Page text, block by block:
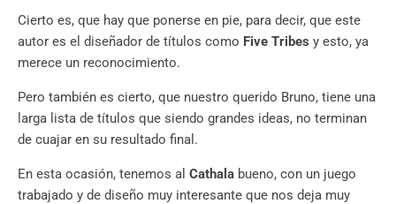
Cierto es, que hay que ponerse en pie, para decir, que este
autor es el diseñador de títulos como Five Tribes y esto, ya
merece un reconocimiento.
Pero también es cierto, que nuestro querido Bruno, tiene una
larga lista de títulos que siendo grandes ideas, no terminan
de cuajar en su resultado final.
En esta ocasión, tenemos al Cathala bueno, con un juego
trabajado y de diseño muy interesante que nos deja muy